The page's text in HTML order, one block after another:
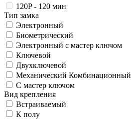
120P - 120 мин
Тип замка
Электронный
Биометрический
Электронный с мастер ключом
Ключевой
Двухключевой
Механический Комбинационный
С мастер ключом
Вид крепления
Встраиваемый
К полу